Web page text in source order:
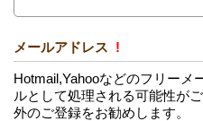
メールアドレス !
Hotmail,Yahooなどのフリーメ
ルとして処理される可能性が
外のご登録をお勧めします。